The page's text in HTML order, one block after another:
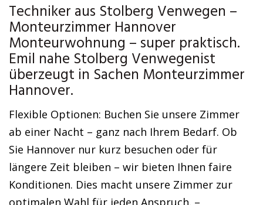
Techniker aus Stolberg Venwegen –
Monteurzimmer Hannover
Monteurwohnung – super praktisch.
Emil nahe Stolberg Venwegenist
überzeugt in Sachen Monteurzimmer
Hannover.
Flexible Optionen: Buchen Sie unsere Zimmer
ab einer Nacht – ganz nach Ihrem Bedarf. Ob
Sie Hannover nur kurz besuchen oder für
längere Zeit bleiben – wir bieten Ihnen faire
Konditionen. Dies macht unsere Zimmer zur
optimalen Wahl für jeden Anspruch. –